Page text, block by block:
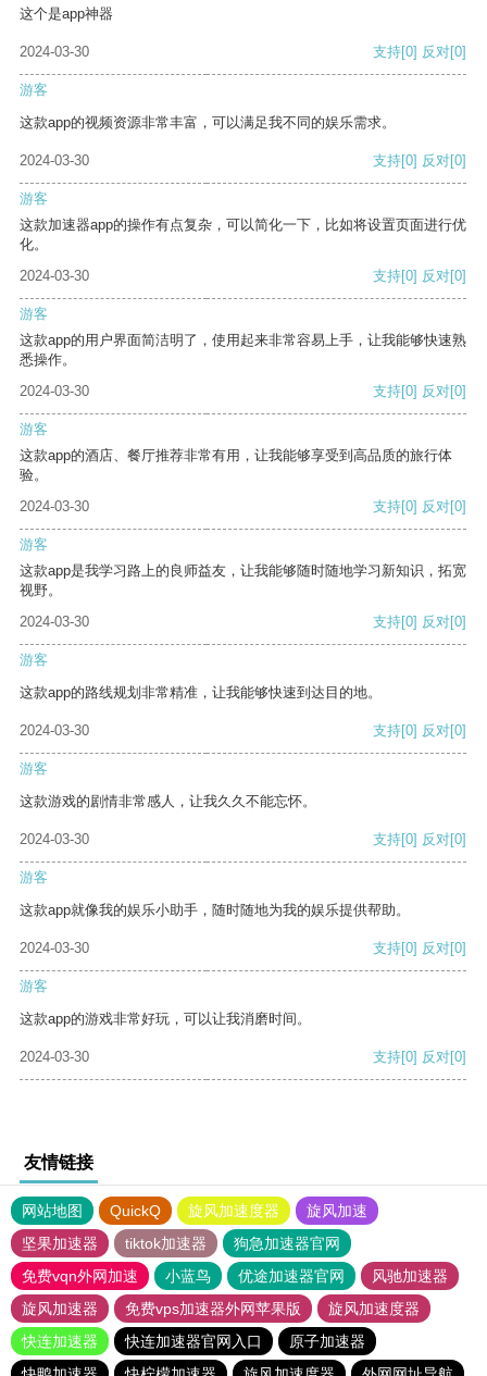
这个是app神器
2024-03-30 支持[0] 反对[0]
游客
这款app的视频资源非常丰富，可以满足我不同的娱乐需求。
2024-03-30 支持[0] 反对[0]
游客
这款加速器app的操作有点复杂，可以简化一下，比如将设置页面进行优
化。
2024-03-30
支持[0] 反对[0]
游客
这款app的用户界面简洁明了，使用起来非常容易上手，让我能够快速熟
悉操作。
2024-03-30
支持[0] 反对[0]
游客
这款app的酒店、餐厅推荐非常有用，让我能够享受到高品质的旅行体
验。
2024-03-30
支持[0] 反对[0]
游客
这款app是我学习路上的良师益友，让我能够随时随地学习新知识，拓宽
视野。
2024-03-30
支持[0] 反对[0]
游客
这款app的路线规划非常精准，让我能够快速到达目的地。
2024-03-30 支持[0] 反对[0]
游客
这款游戏的剧情非常感人，让我久久不能忘怀。
2024-03-30 支持[0] 反对[0]
游客
这款app就像我的娱乐小助手，随时随地为我的娱乐提供帮助。
2024-03-30 支持[0] 反对[0]
游客
这款app的游戏非常好玩，可以让我消磨时间。
2024-03-30 支持[0] 反对[0]
友情链接
网站地图 QuickQ 旋风加速度器
旋风加速
坚果加速器
tiktok加速器
狗急加速器官网
免费vqn外网加速
小蓝鸟 优途加速器官网
风驰加速器
旋风加速器
免费vps加速器外网苹果版
旋风加速度器
快连加速器
快连加速器官网入口
原子加速器